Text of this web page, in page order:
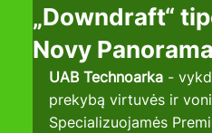
„Downdraft“
Novy
UAB Technoarka -
prekybą virtuvės ir
Specializuojamės